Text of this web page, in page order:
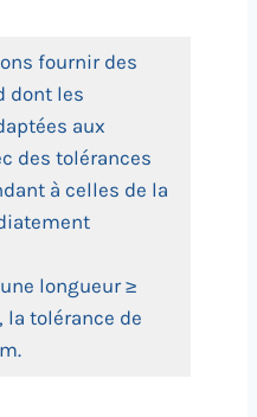
fournir des
dont les
aux
des tolérances
à celles de la
longueur ≥
tolérance de